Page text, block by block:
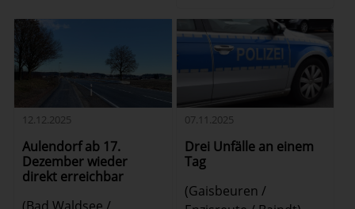
12.12.2025
Aulendorf ab 17.
Dezember wieder
direkt erreichbar
07.11.2025
Drei Unfälle an einem
Tag
(Gaisbeuren /